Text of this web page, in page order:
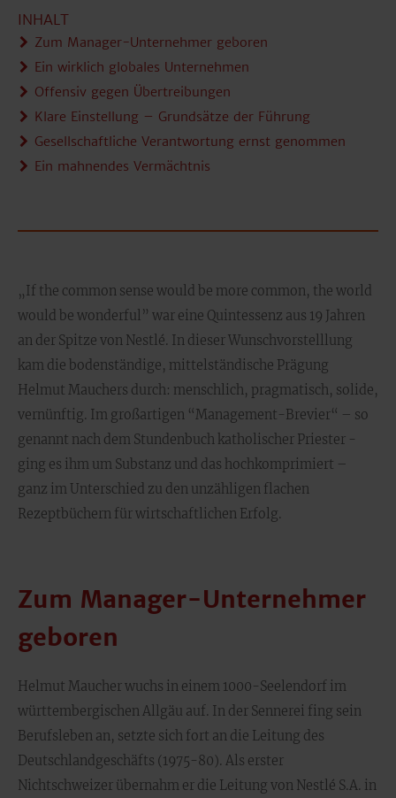
INHALT
Zum Manager-Unternehmer geboren
Ein wirklich globales Unternehmen
Offensiv gegen Übertreibungen
Klare Einstellung – Grundsätze der Führung
Gesellschaftliche Verantwortung ernst genommen
Ein mahnendes Vermächtnis
„If the common sense would be more common, the world
would be wonderful” war eine Quintessenz aus 19 Jahren
an der Spitze von Nestlé. In dieser Wunschvorstelllung
kam die bodenständige, mittelständische Prägung
Helmut Mauchers durch: menschlich, pragmatisch, solide,
vernünftig. Im großartigen “Management-Brevier“ – so
genannt nach dem Stundenbuch katholischer Priester -
ging es ihm um Substanz und das hochkomprimiert –
ganz im Unterschied zu den unzähligen flachen
Rezeptbüchern für wirtschaftlichen Erfolg.
Zum Manager-Unternehmer
geboren
Helmut Maucher wuchs in einem 1000-Seelendorf im
württembergischen Allgäu auf. In der Sennerei fing sein
Berufsleben an, setzte sich fort an die Leitung des
Deutschlandgeschäfts (1975-80). Als erster
Nichtschweizer übernahm er die Leitung von Nestlé S.A. in